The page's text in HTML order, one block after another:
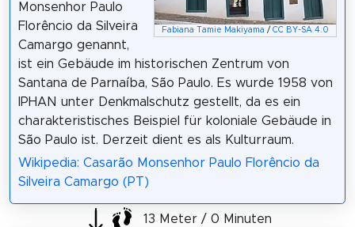
Fabiana Tamie Makiyama /CC BY-SA 4.0
Monsenhor Paulo
Florêncio da Silveira
Camargo genannt,
ist ein Gebäude im historischen Zentrum von
Santana de Parnaíba, São Paulo. Es wurde 1958 von
IPHAN unter Denkmalschutz gestellt, da es ein
charakteristisches Beispiel für koloniale Gebäude in
São Paulo ist. Derzeit dient es als Kulturraum.
Wikipedia: Casarão Monsenhor Paulo Florêncio da
Silveira Camargo (PT)
13 Meter / 0 Minuten